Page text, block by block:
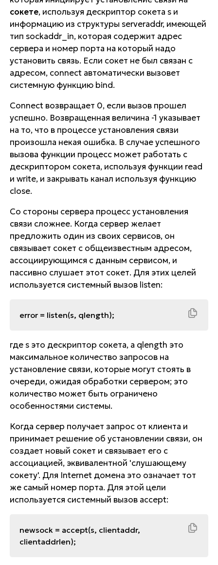
сокете, используя дескриптор сокета s и
информацию из структуры serveraddr, имеющей
тип sockaddr_in, которая содержит адрес
сервера и номер порта на который надо
установить связь. Если сокет не был связан с
адресом, connect автоматически вызовет
системную функцию bind.
Connect возвращает 0, если вызов прошел
успешно. Возвращенная величина -1 указывает
на то, что в процессе установления связи
произошла некая ошибка. В случае успешного
вызова функции процесс может работать с
дескриптором сокета, используя функции read
и write, и закрывать канал используя функцию
close.
Со стороны сервера процесс установления
связи сложнее. Когда сервер желает
предложить один из своих сервисов, он
связывает сокет с общеизвестным адресом,
ассоциирующимся с данным сервисом, и
пассивно слушает этот сокет. Для этих целей
используется системный вызов listen:
error = listen(s, qlength);
где s это дескриптор сокета, а qlength это
максимальное количество запросов на
установление связи, которые могут стоять в
очереди, ожидая обработки сервером; это
количество может быть ограничено
особенностями системы.
Когда сервер получает запрос от клиента и
принимает решение об установлении связи, он
создает новый сокет и связывает его с
ассоциацией, эквивалентной 'слушающему
сокету'. Для Internet домена это означает тот
же самый номер порта. Для этой цели
используется системный вызов accept:
newsock = accept(s, clientaddr,
clientaddrlen);